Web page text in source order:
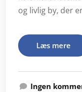
og livlig by, der
Læs mere
Ingen